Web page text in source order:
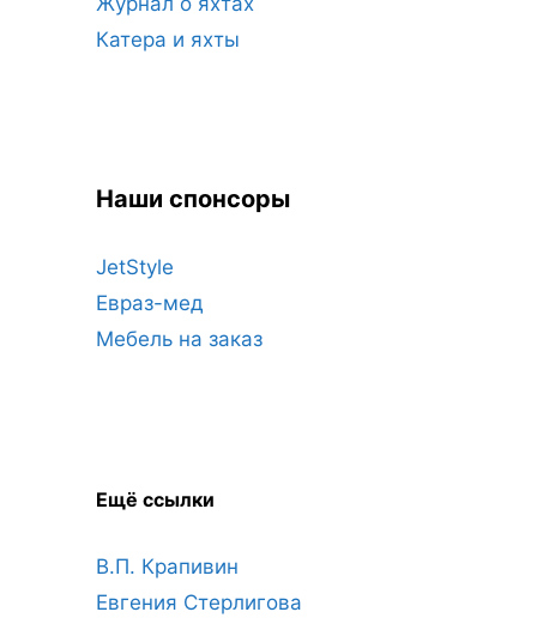
Катера и яхты
Наши спонсоры
JetStyle
Евраз-мед
Мебель на заказ
Ещё ссылки
В.П. Крапивин
Евгения Стерлигова